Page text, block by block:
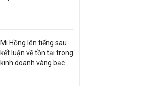
Mi Hồng lên tiếng sau
kết luận về tồn tại trong
kinh doanh vàng bạc